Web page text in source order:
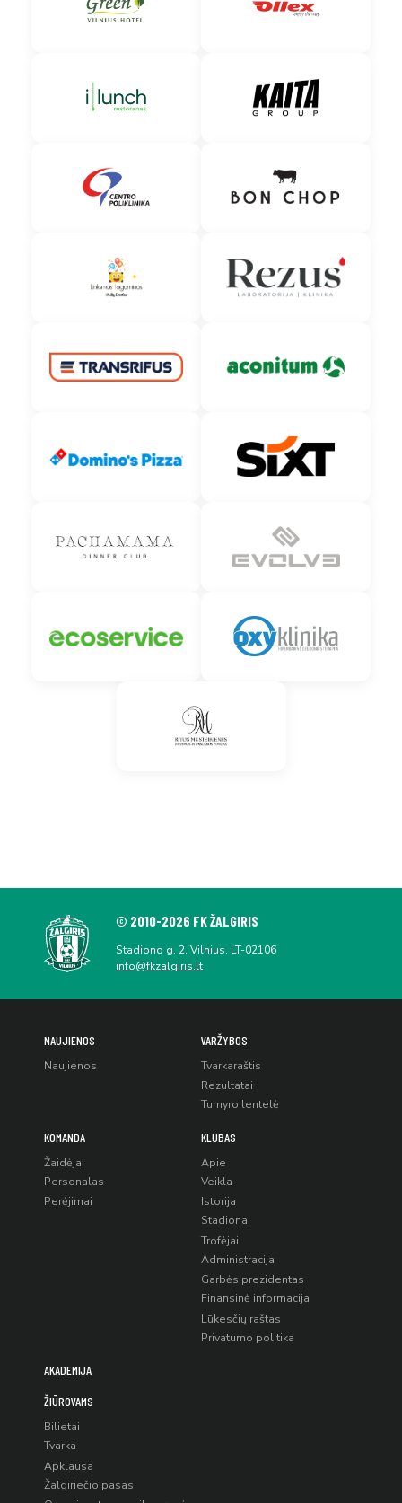
© 2010-2026 FK ŽALGIRIS
Stadiono g. 2, Vilnius, LT-02106
info@fkzalgiris.lt
NAUJIENOS
Naujienos
VARŽYBOS
Tvarkaraštis
Rezultatai
Turnyro lentelė
KOMANDA
Žaidėjai
Personalas
Perėjimai
KLUBAS
Apie
Veikla
Istorija
Stadionai
Trofėjai
Administracija
Garbės prezidentas
Finansinė informacija
Lūkesčių raštas
Privatumo politika
AKADEMIJA
ŽIŪROVAMS
Bilietai
Tvarka
Apklausa
Žalgiriečio pasas